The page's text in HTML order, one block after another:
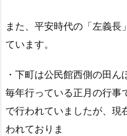
また、平安時代の「左義
ています
・下町は公民館西側の田
毎年行っている正月の行事
で行われていましたが、現
われておりま